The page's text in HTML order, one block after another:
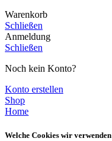
Warenkorb
Schließen
Anmeldung
Schließen
Noch kein Konto?
Konto erstellen
Shop
Home
Welche Cookies wir